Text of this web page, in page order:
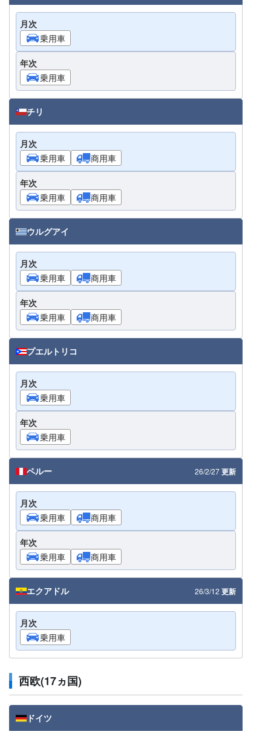
月次
乗用車
年次
乗用車
チリ
月次
乗用車
商用車
年次
乗用車
商用車
ウルグアイ
月次
乗用車
商用車
年次
乗用車
商用車
プエルトリコ
月次
乗用車
年次
乗用車
ペルー 26/2/27更新
月次
乗用車
商用車
年次
乗用車
商用車
エクアドル 26/3/12 更新
月次
乗用車
西欧(17ヵ国)
ドイツ